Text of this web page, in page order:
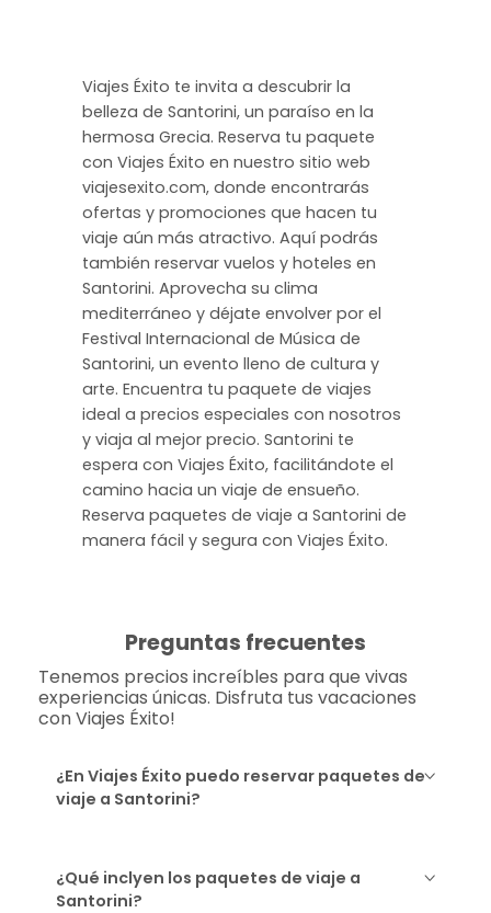
Viajes Éxito te invita a descubrir la
belleza de Santorini, un paraíso en la
hermosa Grecia. Reserva tu paquete
con Viajes Éxito en nuestro sitio web
viajesexito.com, donde encontrarás
ofertas y promociones que hacen tu
viaje aún más atractivo. Aquí podrás
también reservar vuelos y hoteles en
Santorini. Aprovecha su clima
mediterráneo y déjate envolver por el
Festival Internacional de Música de
Santorini, un evento lleno de cultura y
arte. Encuentra tu paquete de viajes
ideal a precios especiales con nosotros
y viaja al mejor precio. Santorini te
espera con Viajes Éxito, facilitándote el
camino hacia un viaje de ensueño.
Reserva paquetes de viaje a Santorini de
manera fácil y segura con Viajes Éxito.
Preguntas frecuentes
Tenemos precios increíbles para que vivas
experiencias únicas. Disfruta tus vacaciones
con Viajes Éxito!
¿En Viajes Éxito puedo reservar paquetes de
viaje a Santorini?
¿Qué inclyen los paquetes de viaje a
Santorini?